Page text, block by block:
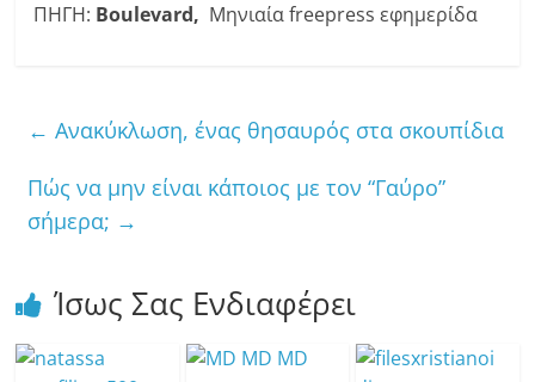
ΠΗΓΗ: Βoulevard, Μηνιαία freepress εφημερίδα
← Ανακύκλωση, ένας θησαυρός στα σκουπίδια
Πώς να μην είναι κάποιος με τον “Γαύρο”
σήμερα; →
Ίσως Σας Ενδιαφέρει